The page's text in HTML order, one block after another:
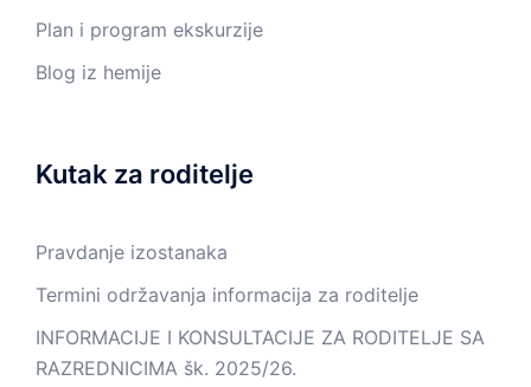
Plan i program ekskurzije
Blog iz hemije
Kutak za roditelje
Pravdanje izostanaka
Termini održavanja informacija za roditelje
INFORMACIJE I KONSULTACIJE ZA RODITELJE SA
RAZREDNICIMA šk. 2025/26.